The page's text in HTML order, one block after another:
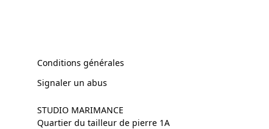
Conditions générales
Signaler un abus
STUDIO MARIMANCE
Quartier du tailleur de pierre 1A